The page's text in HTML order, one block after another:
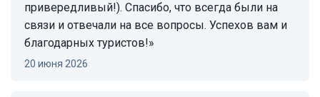
привередливый!). Спасибо, что всегда были на
связи и отвечали на все вопросы. Успехов вам и
благодарных туристов!»
20 июня 2026